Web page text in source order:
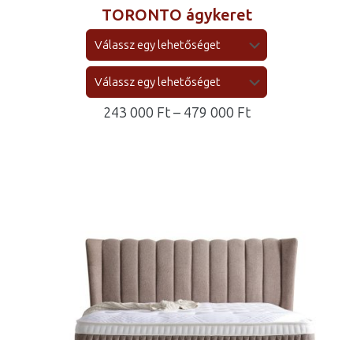
TORONTO ágykeret
243 000 Ft – 479 000 FtÁrtartomány: